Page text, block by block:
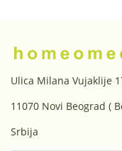
Ulica Milana Vujaklije
11070 Novi Beograd (
Srbija